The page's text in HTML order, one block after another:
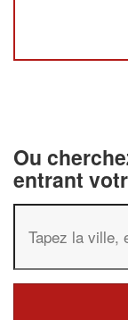
Ou
entrant